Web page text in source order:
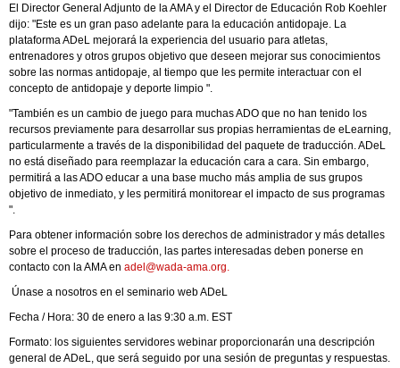
El Director General Adjunto de la AMA y el Director de Educación Rob Koehler
dijo: "Este es un gran paso adelante para la educación antidopaje. La
plataforma ADeL mejorará la experiencia del usuario para atletas,
entrenadores y otros grupos objetivo que deseen mejorar sus conocimientos
sobre las normas antidopaje, al tiempo que les permite interactuar con el
concepto de antidopaje y deporte limpio ".
"También es un cambio de juego para muchas ADO que no han tenido los
recursos previamente para desarrollar sus propias herramientas de eLearning,
particularmente a través de la disponibilidad del paquete de traducción. ADeL
no está diseñado para reemplazar la educación cara a cara. Sin embargo,
permitirá a las ADO educar a una base mucho más amplia de sus grupos
objetivo de inmediato, y les permitirá monitorear el impacto de sus programas
".
Para obtener información sobre los derechos de administrador y más detalles
sobre el proceso de traducción, las partes interesadas deben ponerse en
contacto con la AMA en adel@wada-ama.org.
Únase a nosotros en el seminario web ADeL
Fecha / Hora: 30 de enero a las 9:30 a.m. EST
Formato: los siguientes servidores webinar proporcionarán una descripción
general de ADeL, que será seguido por una sesión de preguntas y respuestas.